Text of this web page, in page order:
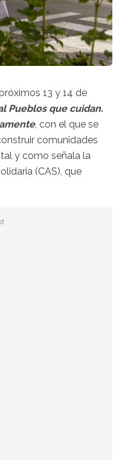
13 y 14 de
Pueblos que cuidan.
, con el que se
comunidades
y como señala la
(CAS), que